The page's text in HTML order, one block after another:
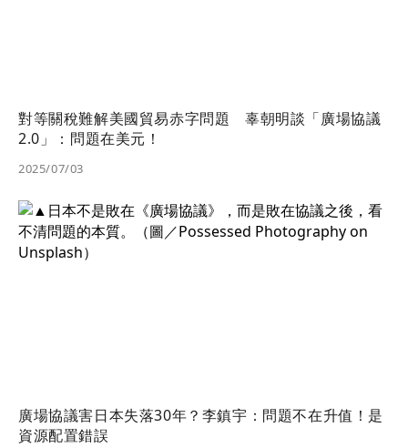
對等關稅難解美國貿易赤字問題 辜朝明談「廣場協議
2.0」：問題在美元！
2025/07/03
廣場協議害日本失落30年？李鎮宇：問題不在升值！是
資源配置錯誤